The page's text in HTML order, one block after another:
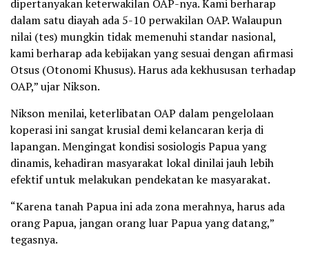
dipertanyakan keterwakilan OAP-nya. Kami berharap
dalam satu diayah ada 5-10 perwakilan OAP. Walaupun
nilai (tes) mungkin tidak memenuhi standar nasional,
kami berharap ada kebijakan yang sesuai dengan afirmasi
Otsus (Otonomi Khusus). Harus ada kekhususan terhadap
OAP,” ujar Nikson.
Nikson menilai, keterlibatan OAP dalam pengelolaan
koperasi ini sangat krusial demi kelancaran kerja di
lapangan. Mengingat kondisi sosiologis Papua yang
dinamis, kehadiran masyarakat lokal dinilai jauh lebih
efektif untuk melakukan pendekatan ke masyarakat.
“Karena tanah Papua ini ada zona merahnya, harus ada
orang Papua, jangan orang luar Papua yang datang,”
tegasnya.